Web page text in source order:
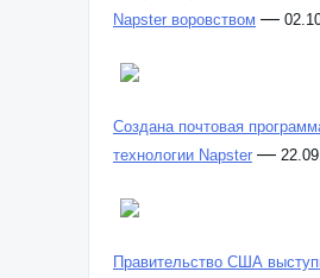
Napster воровством —
Создана почтовая
технологии Napster —
Правительство США